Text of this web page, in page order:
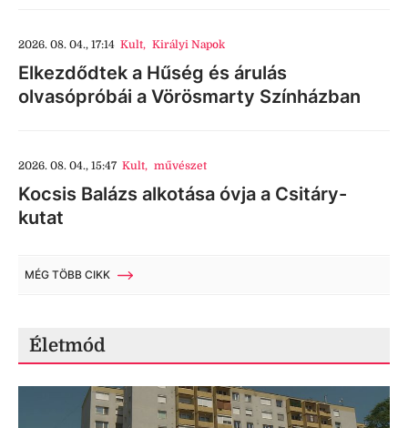
2026. 08. 04., 17:14 Kult, Királyi Napok
Elkezdődtek a Hűség és árulás
olvasópróbái a Vörösmarty Színházban
2026. 08. 04., 15:47 Kult, művészet
Kocsis Balázs alkotása óvja a Csitáry-
kutat
MÉG TÖBB CIKK
Életmód